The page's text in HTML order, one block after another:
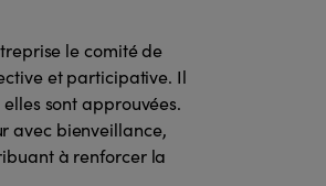
le comité de
et participative. Il
sont approuvées.
avec bienveillance,
à renforcer la